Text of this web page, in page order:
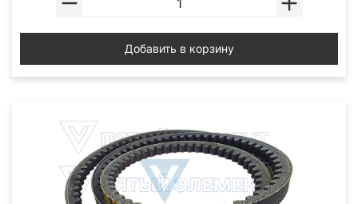
Добавить в корзину